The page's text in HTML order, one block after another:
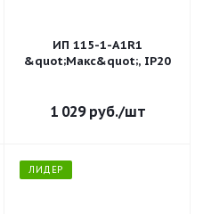
ИП 115-1-A1R1
&quot;Макс&quot;, IP20
1 029руб./шт
ЛИДЕР